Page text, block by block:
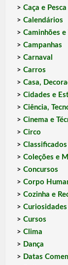
> Caça e Pesca
> Calendários
> Caminhões
> Campanhas
> Carnaval
> Carros
> Casa,
> Cidades e
> Ciência,
> Cinema e
> Circo
> Classificados
> Coleções e
> Concursos
> Corpo
> Cozinha e
> Curiosidades
> Cursos
> Clima
> Dança
> Datas